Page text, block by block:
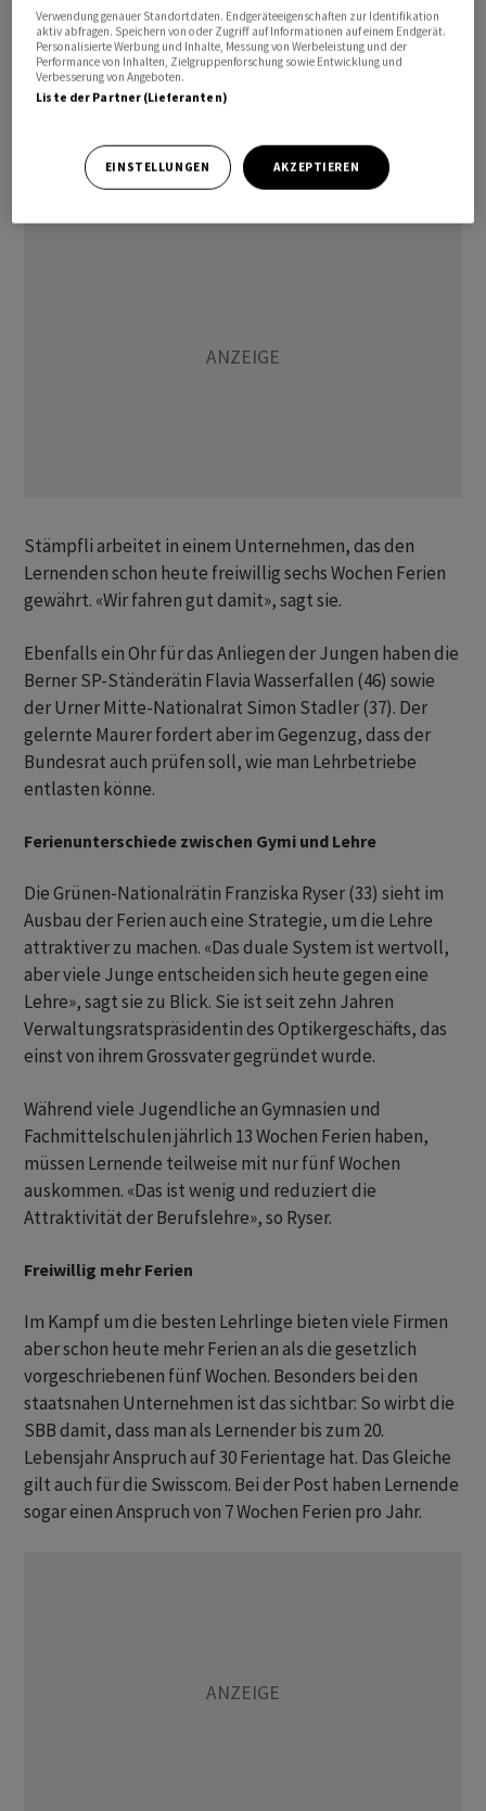
Zu den Motionären gehört etwa GLP-Nationalrätin
Fabienne Stämpfli (33). «Der Vorstoss ist eine Antwort an
die Jugendlichen, wir haben sie gehört», sagt sie
gegenüber Blick. «Eine Erhöhung des Ferienanspruchs
argumentiert Stämpfli, die selbst die Ausbildung zur
Pharma-Assistentin absolviert hat.
Stämpfli arbeitet in einem Unternehmen, das den
Lernenden schon heute freiwillig sechs Wochen Ferien
gewährt. «Wir fahren gut damit», sagt sie.
Ebenfalls ein Ohr für das Anliegen der Jungen haben die
Berner SP-Ständerätin Flavia Wasserfallen (46) sowie
der Urner Mitte-Nationalrat Simon Stadler (37). Der
gelernte Maurer fordert aber im Gegenzug, dass der
Bundesrat auch prüfen soll, wie man Lehrbetriebe
entlasten könne.
Ferienunterschiede zwischen Gymi und Lehre
Die Grünen-Nationalrätin Franziska Ryser (33) sieht im
Ausbau der Ferien auch eine Strategie, um die Lehre
attraktiver zu machen. «Das duale System ist wertvoll,
aber viele Junge entscheiden sich heute gegen eine
Lehre», sagt sie zu Blick. Sie ist seit zehn Jahren
Verwaltungsratspräsidentin des Optikergeschäfts, das
einst von ihrem Grossvater gegründet wurde.
Während viele Jugendliche an Gymnasien und
Fachmittelschulen jährlich 13 Wochen Ferien haben,
müssen Lernende teilweise mit nur fünf Wochen
auskommen. «Das ist wenig und reduziert die
Attraktivität der Berufslehre», so Ryser.
Freiwillig mehr Ferien
Im Kampf um die besten Lehrlinge bieten viele Firmen
aber schon heute mehr Ferien an als die gesetzlich
vorgeschriebenen fünf Wochen. Besonders bei den
staatsnahen Unternehmen ist das sichtbar: So wirbt die
SBB damit, dass man als Lernender bis zum 20.
Lebensjahr Anspruch auf 30 Ferientage hat. Das Gleiche
gilt auch für die Swisscom. Bei der Post haben Lernende
sogar einen Anspruch von 7 Wochen Ferien pro Jahr.
Verwendung genauer Standortdaten. Endgeräteeigenschaften zur Identifikation
aktiv abfragen. Speichern von oder Zugriff auf Informationen auf einem Endgerät.
Personalisierte Werbung und Inhalte, Messung von Werbeleistung und der
Performance von Inhalten, Zielgruppenforschung sowie Entwicklung und
Verbesserung von Angeboten.
Liste der Partner (Lieferanten)
EINSTELLUNGEN AKZEPTIEREN